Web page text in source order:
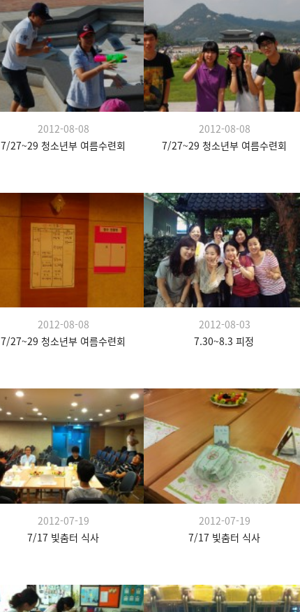
2012-08-08
7/27~29 청소년부 여름수련회
2012-08-08
7/27~29 청소년부 여름수련회
2012-08-08
7/27~29 청소년부 여름수련회
2012-08-03
7.30~8.3 피정
2012-07-19
7/17 빛춤터 식사
2012-07-19
7/17 빛춤터 식사